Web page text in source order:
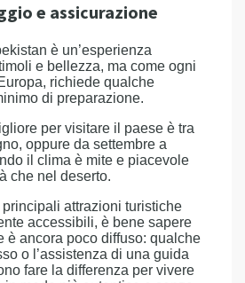
e assicurazione
è un’esperienza
e bellezza, ma come ogni
richiede qualche
di preparazione.
per visitare il paese è tra
oppure da settembre a
il clima è mite e piacevole
che nel deserto.
attrazioni turistiche
accessibili, è bene sapere
è ancora poco diffuso: qualche
o l’assistenza di una guida
fare la differenza per vivere